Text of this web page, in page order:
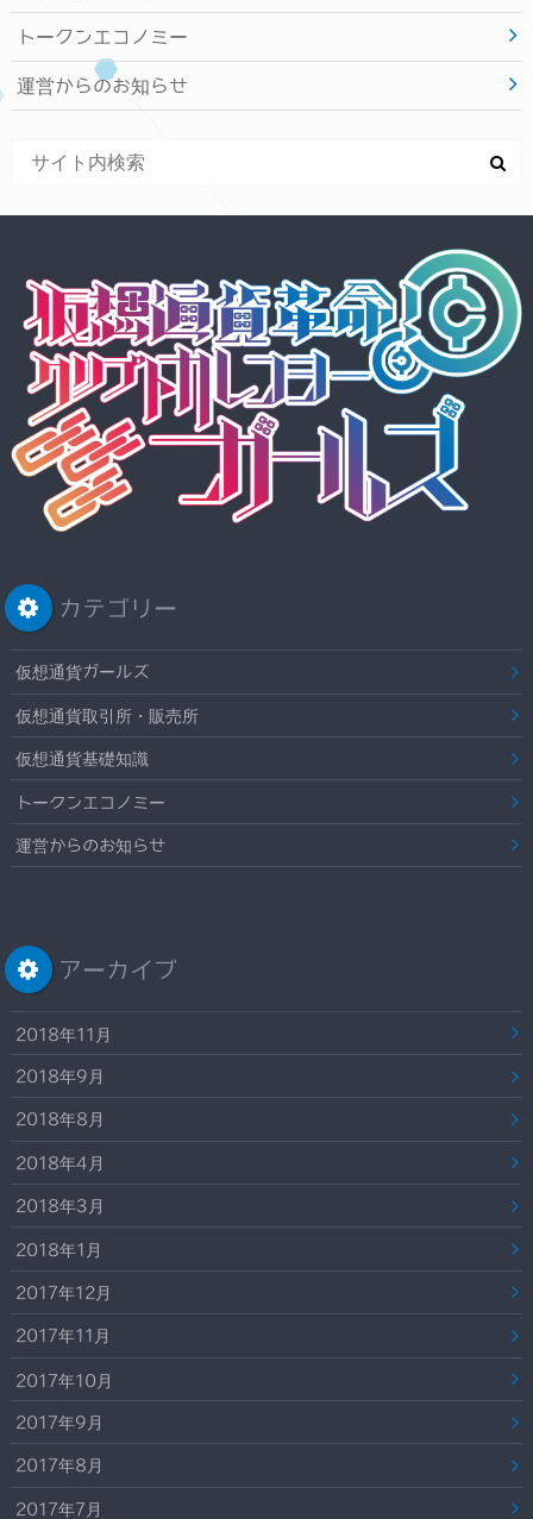
トークンエコノミー
運営からのお知らせ
カテゴリー
仮想通貨ガールズ
仮想通貨取引所・販売所
仮想通貨基礎知識
トークンエコノミー
運営からのお知らせ
アーカイブ
2018年11月
2018年9月
2018年8月
2018年4月
2018年3月
2018年1月
2017年12月
2017年11月
2017年10月
2017年9月
2017年8月
2017年7月